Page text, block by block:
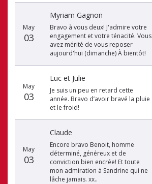
May
03
Myriam Gagnon
Bravo à vous deux! J'admire votre
engagement et votre ténacité. Vous
avez mérité de vous reposer
aujourd'hui (dimanche) À bientôt!
May
03
Luc et Julie
Je suis un peu en retard cette
année. Bravo d’avoir bravé la pluie
et le froid!
May
03
Claude
Encore bravo Benoit, homme
déterminé, généreux et de
conviction bien encrée! Et toute
mon admiration à Sandrine qui ne
lâche jamais. xx..